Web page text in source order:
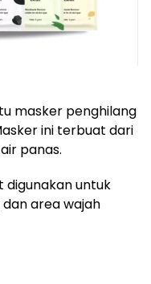
masker penghilang
ini terbuat dari
panas.
digunakan untuk
area wajah